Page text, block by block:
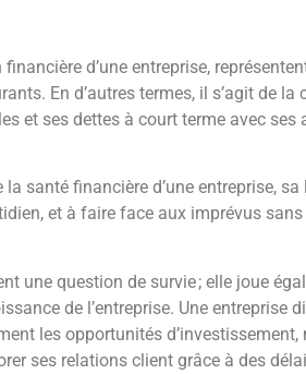
d’une entreprise,
En d’autres termes, il s’agit de la
et ses dettes à court terme avec ses
santé financière d’une entreprise,
et à faire face aux imprévus sans
une question de survie ; elle joue
de l’entreprise. Une entreprise
les opportunités d’investissement,
ses relations client grâce à des